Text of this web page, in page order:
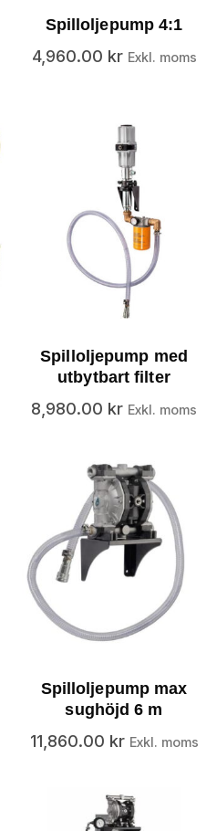
Spilloljepump 4:1
4,960.00 kr Exkl. moms
Spilloljepump med
utbytbart filter
8,980.00 kr Exkl. moms
Spilloljepump max
sughöjd 6 m
11,860.00 kr Exkl. moms